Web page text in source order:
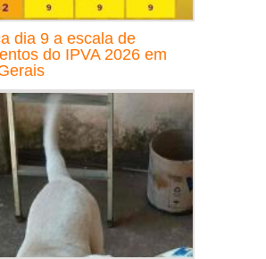
dia 9 a escala de
do IPVA 2026 em